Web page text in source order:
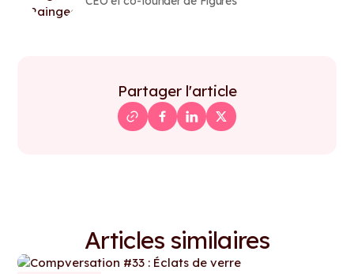
Partager l'article
Articles similaires